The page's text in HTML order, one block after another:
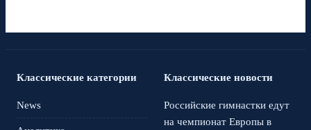
Классические категории
News
Классические новости
Российские гимнастки едут
на чемпионат Европы в